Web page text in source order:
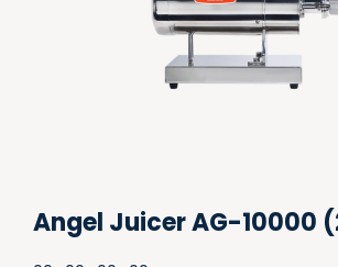
Angel Juicer AG-10000